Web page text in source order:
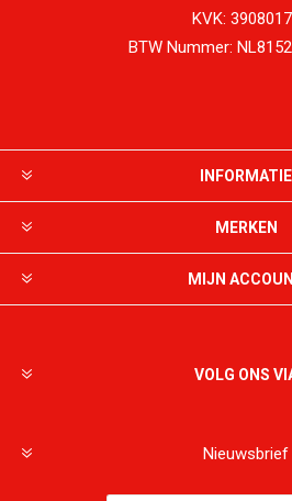
KVK:
BTW Nummer:
INFORMATIE
MERKEN
MIJN
VOLG ONS
Nieuwsbrief